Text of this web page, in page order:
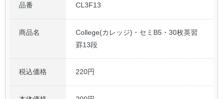
品番 CL3F13
商品名
College(カレッジ)・セミB5・30枚英習
罫13段
税込価格 220円